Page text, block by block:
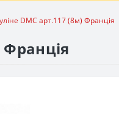
DMC арт.117 (8м) Франція
Франція